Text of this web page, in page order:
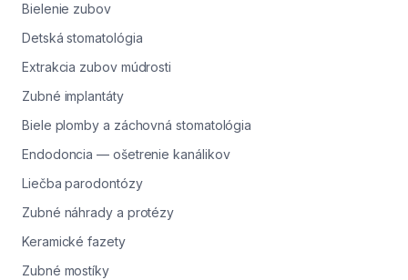
Bielenie zubov
Detská stomatológia
Extrakcia zubov múdrosti
Zubné implantáty
Biele plomby a záchovná stomatológia
Endodoncia — ošetrenie kanálikov
Liečba parodontózy
Zubné náhrady a protézy
Keramické fazety
Zubné mostíky